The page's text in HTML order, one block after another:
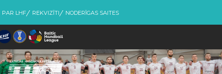
PAR LHF REKVIZĪTI NODERĪGAS SAITES